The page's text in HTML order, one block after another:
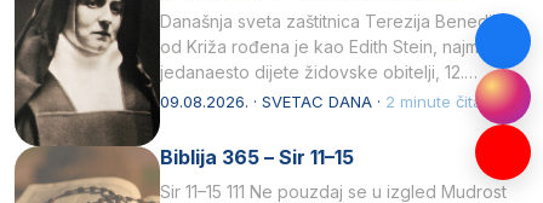
Današnja sveta zaštitnica Terezija Benedikta
od Križa rođena je kao Edith Stein, najmlađe,
jedanaesto dijete židovske obitelji, 12.
listopada 1891, u Wrocławu…
09.08.2026. · SVETAC DANA · 2 minute čitanja
Biblija 365 – Sir 11–15
Sir 11–15 111 Ne pouzdaj se u izgled Mudrost